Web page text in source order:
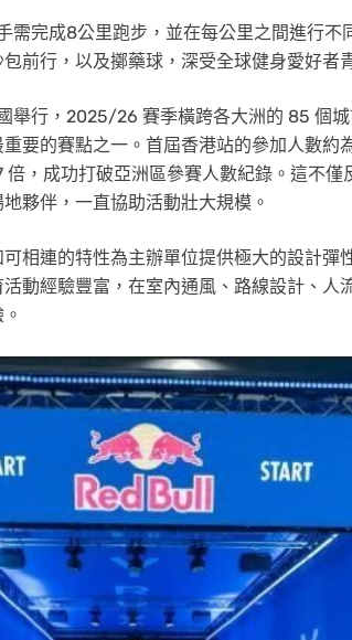
需完成8公里跑步，並在每公里之間進行不
前行，以及擲藥球，深受全球健身愛好者
舉行，2025/26 賽季橫跨各大洲的 85 個
要的賽點之一。首屆香港站的參加人數約
，成功打破亞洲區參賽人數紀錄。這不僅
夥伴，一直協助活動壯大規模。
相連的特性為主辦單位提供極大的設計彈
動經驗豐富，在室內通風、路線設計、人